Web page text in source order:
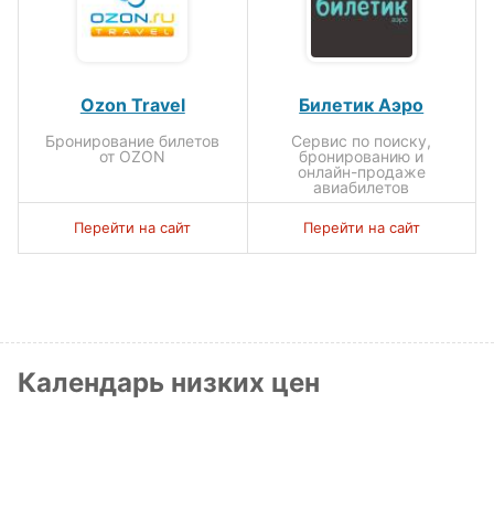
Ozon Travel
Бронирование билетов
от OZON
Перейти на сайт
Билетик Аэро
Сервис по поиску,
бронированию и
онлайн-продаже
авиабилетов
Перейти на сайт
Календарь низких цен